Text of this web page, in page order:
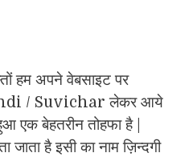
हम अपने वेबसाइट पर
/ Suvichar लेकर आये
एक बेहतरीन तोहफा है |
जाता है इसी का नाम ज़िन्दगी